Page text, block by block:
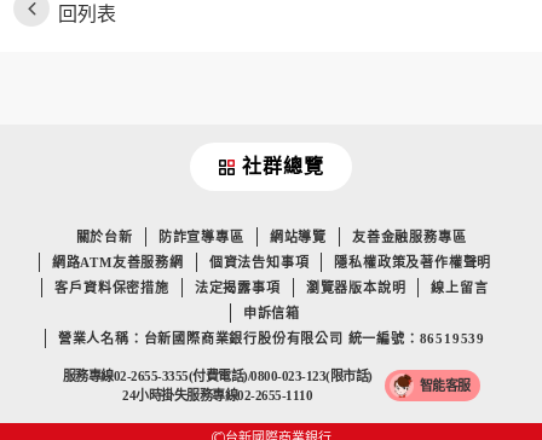
回列表
社群總覽
關於台新 防詐宣導專區 網站導覽
友善金融服務專區
網路ATM友善服務網
個資法告知事項
隱私權政策及著作權聲明
客戶資料保密措施
法定揭露事項 瀏覽器版本說明
線上留言
申訴信箱
營業人名稱：台新國際商業銀行股份有限公司 統一編號：86519539
服務專線02-2655-3355(付費電話)/0800-023-123(限市話)
24小時掛失服務專線02-2655-1110
智能客服